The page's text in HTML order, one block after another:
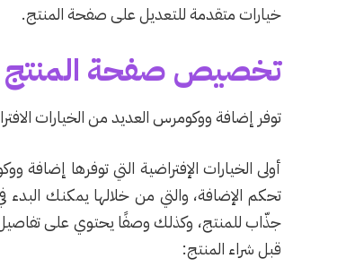
خيارات متقدمة للتعديل على صفحة المنتج.
تخصيص صفحة المنتج
توفر إضافة ووكومرس العديد من الخيارات
أولى الخيارات الإفتراضية التي توفرها
تحكم الإضافة، والتي من خلالها يمكنك
جذّاب للمنتج، وكذلك وصفًا يحتوي على تفاصيل
قبل شراء المنتج: